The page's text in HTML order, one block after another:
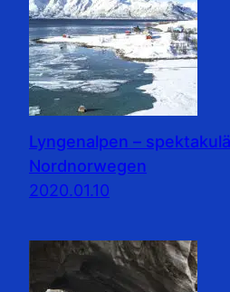
Lyngenalpen –
Nordnorwegen
2020.01.10